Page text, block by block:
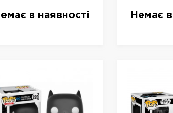
32652, 10см
в наявності Немає в